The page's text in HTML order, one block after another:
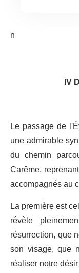
n
IV
Le passage de
une admirable
du chemin
Carême,
accompagnés au
La première est
révèle
résurrection, que
son visage, que
réaliser notre